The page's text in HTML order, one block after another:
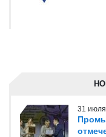
31